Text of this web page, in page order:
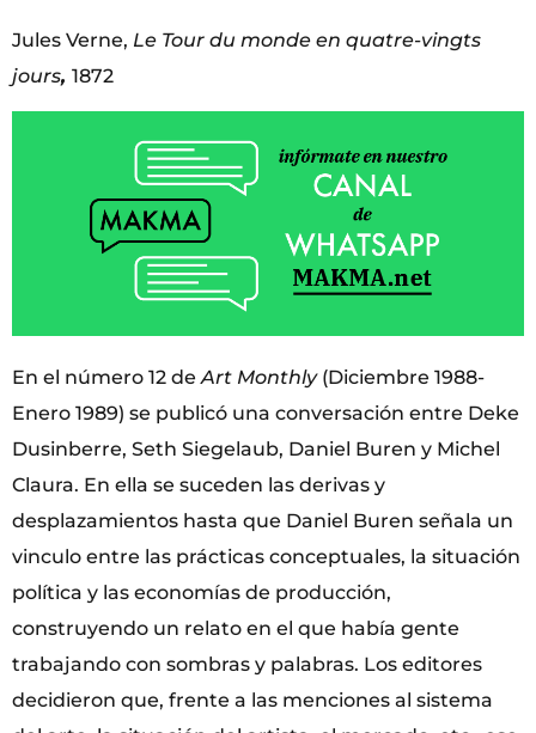
Jules Verne, Le Tour du monde en quatre-vingts
jours, 1872
En el número 12 deArt Monthly(Diciembre 1988-
Enero 1989) se publicó una conversación entre Deke
Dusinberre, Seth Siegelaub, Daniel Buren y Michel
Claura. En ella se suceden las derivas y
desplazamientos hasta que Daniel Buren señala un
vinculo entre las prácticas conceptuales, la situación
política y las economías de producción,
construyendo un relato en el que había gente
trabajando con sombras y palabras. Los editores
decidieron que, frente a las menciones al sistema